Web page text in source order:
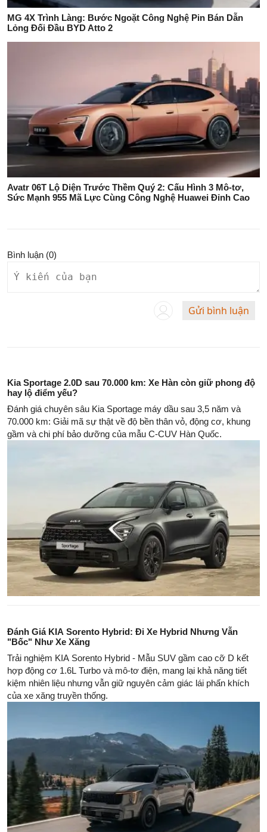
MG 4X Trình Làng: Bước Ngoặt Công Nghệ Pin Bán Dẫn
Lỏng Đối Đầu BYD Atto 2
Avatr 06T Lộ Diện Trước Thềm Quý 2: Cấu Hình 3 Mô-tơ,
Sức Mạnh 955 Mã Lực Cùng Công Nghệ Huawei Đỉnh Cao
Bình luận (0)
Gửi bình luận
Kia Sportage 2.0D sau 70.000 km: Xe Hàn còn giữ phong độ
hay lộ điểm yếu?
Đánh giá chuyên sâu Kia Sportage máy dầu sau 3,5 năm và
70.000 km: Giải mã sự thật về độ bền thân vỏ, động cơ, khung
gầm và chi phí bảo dưỡng của mẫu C-CUV Hàn Quốc.
Đánh Giá KIA Sorento Hybrid: Đi Xe Hybrid Nhưng Vẫn
"Bốc" Như Xe Xăng
Trải nghiệm KIA Sorento Hybrid - Mẫu SUV gầm cao cỡ D kết
hợp động cơ 1.6L Turbo và mô-tơ điện, mang lại khả năng tiết
kiệm nhiên liệu nhưng vẫn giữ nguyên cảm giác lái phấn khích
của xe xăng truyền thống.